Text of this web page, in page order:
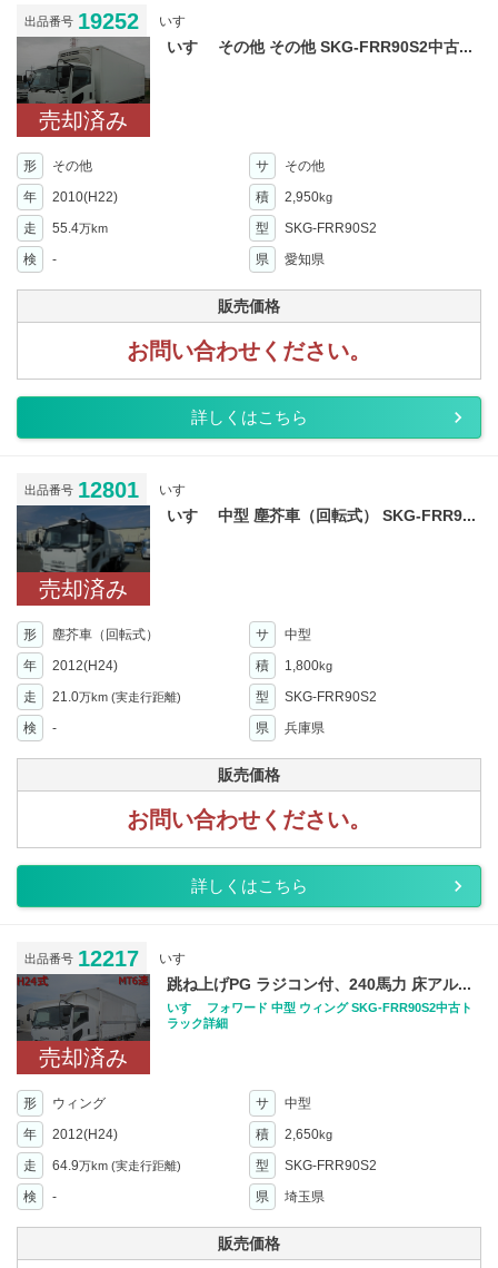
出品番号 19252 いすゞ
売却済み
いすゞ その他 その他 SKG-FRR90S2中古...
形 その他 サ
その他
年
2010(H22) 積 2,950kg
走 55.4万km 型
SKG-FRR90S2
検
- 県 愛知県
販売価格
お問い合わせください。
詳しくはこちら
出品番号 12801 いすゞ
売却済み
いすゞ 中型 塵芥車（回転式） SKG-FRR9...
形 塵芥車（回転式） サ
中型
年
2012(H24) 積 1,800kg
走 21.0万km (実走行距離) 型
SKG-FRR90S2
検
- 県 兵庫県
販売価格
お問い合わせください。
詳しくはこちら
出品番号 12217 いすゞ
売却済み
跳ね上げPG ラジコン付、240馬力 床アル...
いすゞ フォワード 中型 ウィング SKG-FRR90S2中古ト
ラック詳細
形 ウィング サ
中型
年
2012(H24) 積 2,650kg
走 64.9万km (実走行距離) 型
SKG-FRR90S2
検
- 県 埼玉県
販売価格